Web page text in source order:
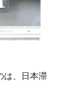
は、日本滞